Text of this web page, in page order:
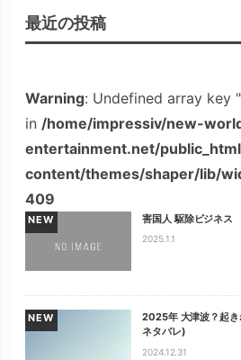
最近の投稿
Warning: Undefined array key
in /home/impressiv/new-
entertainment.net/
content/themes/shaper/lib/
409
NEW 害国人 駆除ビジネス
2025.1.1
NEW
2025年 大津波？起
ネタバレ)
2024.12.31